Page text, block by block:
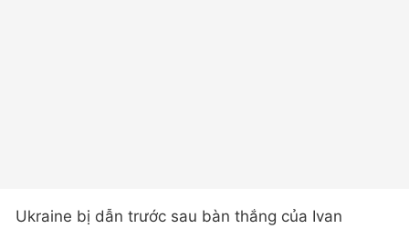
Ukraine bị dẫn trước sau bàn thắng của Ivan